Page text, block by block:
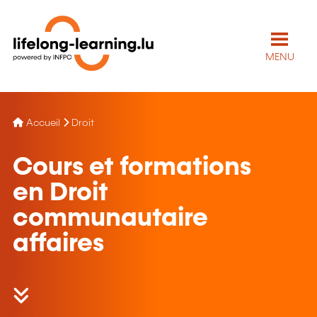
MENU
Accueil Droit
Cours et formations
en Droit
communautaire
affaires